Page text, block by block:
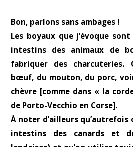
Bon, parlons sans ambages !
Les boyaux que j’évoque
intestins des animaux de
fabriquer des
bœuf, du mouton, du porc,
chèvre [comme dans « la
de Porto-Vecchio en Corse].
À noter d’ailleurs
intestins des canards et